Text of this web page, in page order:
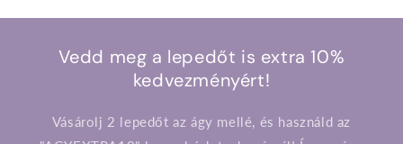
Vedd meg a lepedőt is extra 10%
kedvezményért!
Vásárolj 2 lepedőt az ágy mellé, és használd az